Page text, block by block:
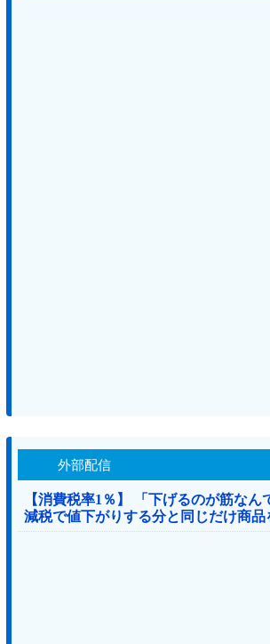
外部配信
【消費税率1％】 「下げるのが筋な
減税で値下がりする分と同じだけ商
価格を変えない店も